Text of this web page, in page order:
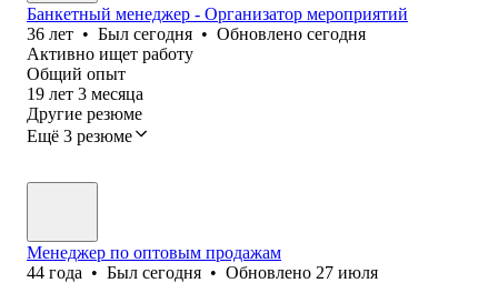
Банкетный менеджер - Организатор мероприятий
36 лет • Был сегодня • Обновлено сегодня
Активно ищет работу
Общий опыт
19 лет 3 месяца
Другие резюме
Ещё 3 резюме
Менеджер по оптовым продажам
44 года • Был сегодня • Обновлено 27 июля